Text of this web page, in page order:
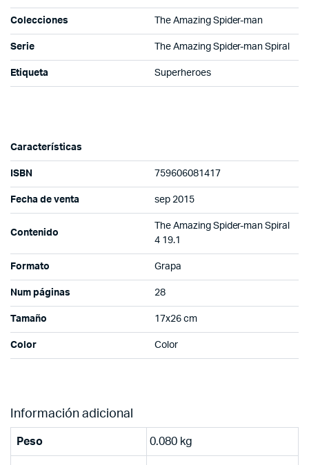
Colecciones The Amazing Spider-man
Serie The Amazing Spider-man Spiral
Etiqueta Superheroes
Características
ISBN 759606081417
Fecha de venta sep 2015
Contenido
The Amazing Spider-man Spiral
4 19.1
Formato Grapa
Num páginas 28
Tamaño 17x26 cm
Color Color
Información adicional
Peso 0.080 kg